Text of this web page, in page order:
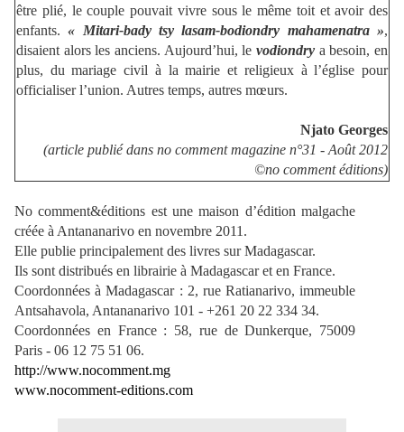
être plié, le couple pouvait vivre sous le même toit et avoir des
enfants.« Mitari-bady tsy lasam-bodiondry mahamenatra »,
disaient alors les anciens. Aujourd’hui, le vodiondry a besoin, en
plus, du mariage civil à la mairie et religieux à l’église pour
officialiser l’union. Autres temps, autres mœurs.
Njato Georges
(article publié dans no comment magazine n°31 - Août 2012
©no comment éditions)
No comment&éditions est une maison d’édition malgache
créée à Antananarivo en novembre 2011.
Elle publie principalement des livres sur Madagascar.
Ils sont distribués en librairie à Madagascar et en France.
Coordonnées à Madagascar : 2, rue Ratianarivo, immeuble
Antsahavola, Antananarivo 101 - +261 20 22 334 34.
Coordonnées en France : 58, rue de Dunkerque, 75009
Paris - 06 12 75 51 06.
http://www.nocomment.mg
www.nocomment-editions.com